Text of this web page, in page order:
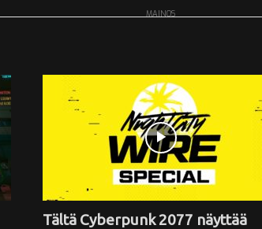
MAINOS
Tältä Cyberpunk 2077 näyttää